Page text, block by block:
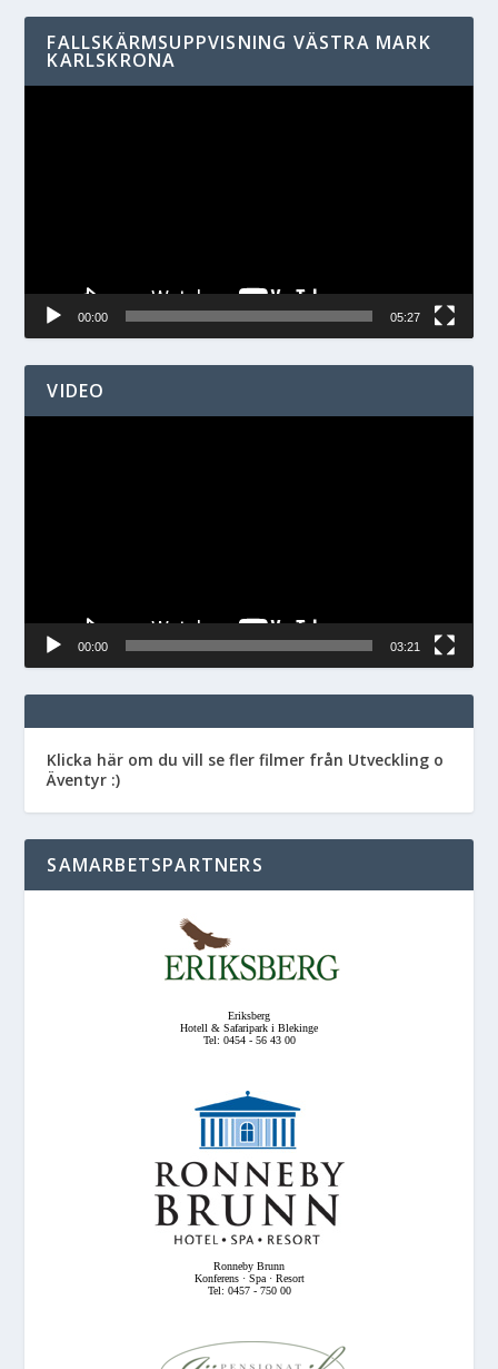
FALLSKÄRMSUPPVISNING VÄSTRA MARK
KARLSKRONA
00:00 05:27
VIDEO
00:00 03:21
Klicka här om du vill se fler filmer från Utveckling o
Äventyr :)
SAMARBETSPARTNERS
Eriksberg
Hotell & Safaripark i Blekinge
Tel: 0454 - 56 43 00
Ronneby Brunn
Konferens · Spa · Resort
Tel: 0457 - 750 00